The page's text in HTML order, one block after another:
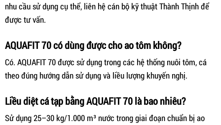
nhu cầu sử dụng cụ thể, liên hệ cán bộ kỹ thuật Thành Thịnh để
được tư vấn.
AQUAFIT 70 có dùng được cho ao tôm không?
Có. AQUAFIT 70 được sử dụng trong các hệ thống nuôi tôm, cá
theo đúng hướng dẫn sử dụng và liều lượng khuyến nghị.
Liều diệt cá tạp bằng AQUAFIT 70 là bao nhiêu?
Sử dụng 25–30 kg/1.000 m³ nước trong giai đoạn chuẩn bị ao